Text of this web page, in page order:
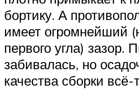
бортику. А
имеет огромнейший
первого угла) зазор.
забивалась, но
качества сборки всё-